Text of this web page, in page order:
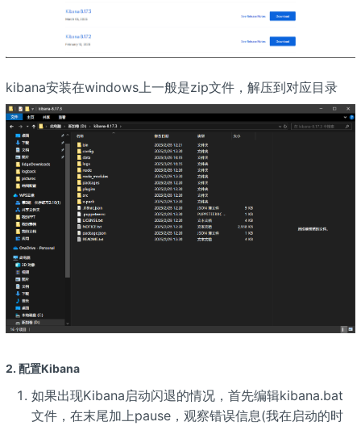
kibana安装在windows上一般是zip文件，解压到对应目录
2. 配置Kibana
如果出现Kibana启动闪退的情况，首先编辑kibana.bat
文件，在末尾加上pause，观察错误信息(我在启动的时